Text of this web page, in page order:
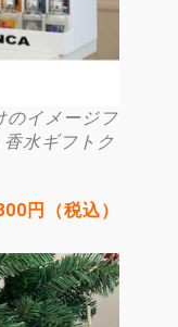
のイメージフ
水ギフトク
円（税込）